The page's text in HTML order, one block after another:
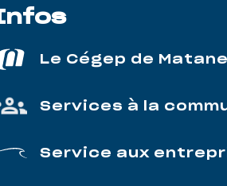
Le Cégep de Matane
Services à la
Service aux